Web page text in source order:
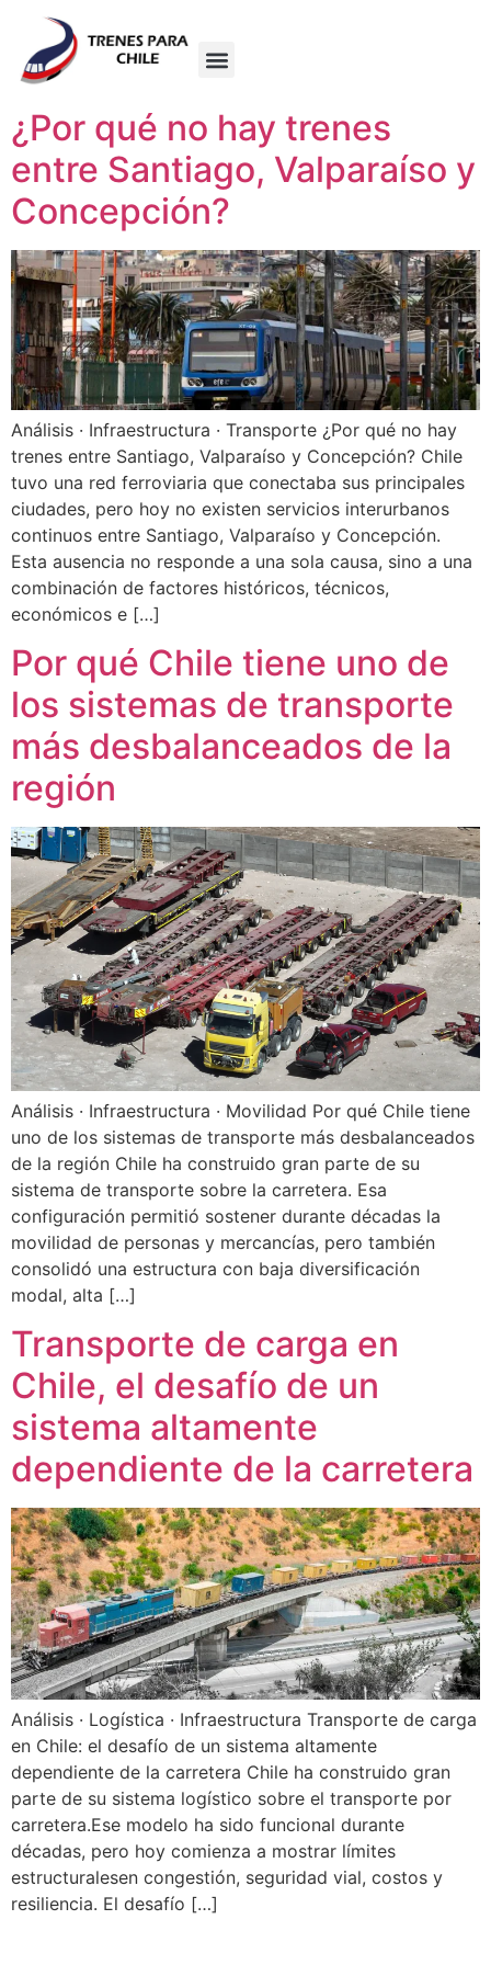
¿Por qué no hay trenes
entre Santiago, Valparaíso y
Concepción?
Análisis · Infraestructura · Transporte ¿Por qué no hay
trenes entre Santiago, Valparaíso y Concepción? Chile
tuvo una red ferroviaria que conectaba sus principales
ciudades, pero hoy no existen servicios interurbanos
continuos entre Santiago, Valparaíso y Concepción.
Esta ausencia no responde a una sola causa, sino a una
combinación de factores históricos, técnicos,
económicos e […]
Por qué Chile tiene uno de
los sistemas de transporte
más desbalanceados de la
región
Análisis · Infraestructura · Movilidad Por qué Chile tiene
uno de los sistemas de transporte más desbalanceados
de la región Chile ha construido gran parte de su
sistema de transporte sobre la carretera. Esa
configuración permitió sostener durante décadas la
movilidad de personas y mercancías, pero también
consolidó una estructura con baja diversificación
modal, alta […]
Transporte de carga en
Chile, el desafío de un
sistema altamente
dependiente de la carretera
Análisis · Logística · Infraestructura Transporte de carga
en Chile: el desafío de un sistema altamente
dependiente de la carretera Chile ha construido gran
parte de su sistema logístico sobre el transporte por
carretera.Ese modelo ha sido funcional durante
décadas, pero hoy comienza a mostrar límites
estructuralesen congestión, seguridad vial, costos y
resiliencia. El desafío […]